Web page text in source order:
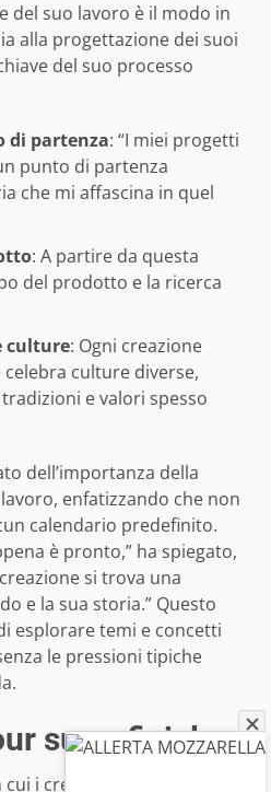
del suo lavoro è il modo in
alla progettazione dei suoi
del suo processo
di partenza: “I miei progetti
punto di partenza
che mi affascina in quel
: A partire da questa
del prodotto e la ricerca
culture: Ogni creazione
culture diverse,
e valori spesso
dell’importanza della
enfatizzando che non
calendario predefinito.
è pronto,” ha spiegato,
si trova una
e la sua storia.” Questo
esplorare temi e concetti
le pressioni tipiche
superficiale
i creativi sono spesso